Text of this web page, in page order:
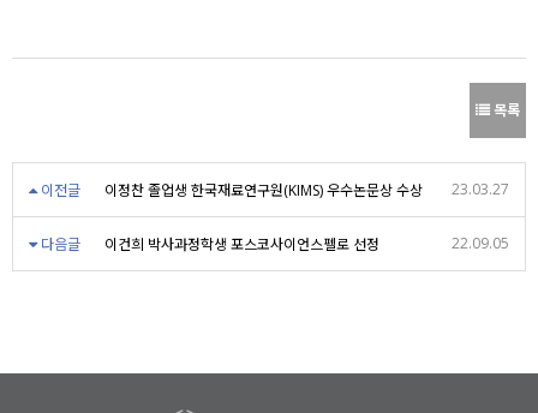
목록
이전글 이정찬 졸업생 한국재료연구원(KIMS) 우수논문상 수상 23.03.27
다음글 이건희 박사과정학생 포스코사이언스펠로 선정 22.09.05